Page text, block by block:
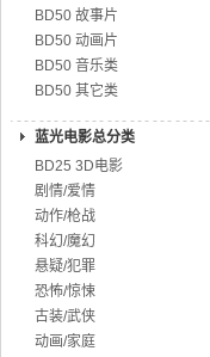
BD50 故事片
BD50 动画片
BD50 音乐类
BD50 其它类
蓝光电影总分类
BD25 3D电影
剧情/爱情
动作/枪战
科幻/魔幻
悬疑/犯罪
恐怖/惊悚
古装/武侠
动画/家庭